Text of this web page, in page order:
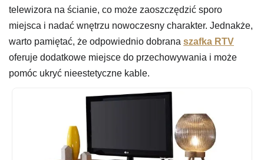
telewizora na ścianie, co może zaoszczędzić sporo
miejsca i nadać wnętrzu nowoczesny charakter. Jednakże,
warto pamiętać, że odpowiednio dobrana szafka RTV
oferuje dodatkowe miejsce do przechowywania i może
pomóc ukryć nieestetyczne kable.